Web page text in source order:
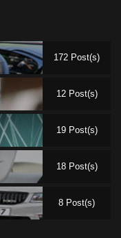
172 Post(s)
12 Post(s)
19 Post(s)
18 Post(s)
8 Post(s)